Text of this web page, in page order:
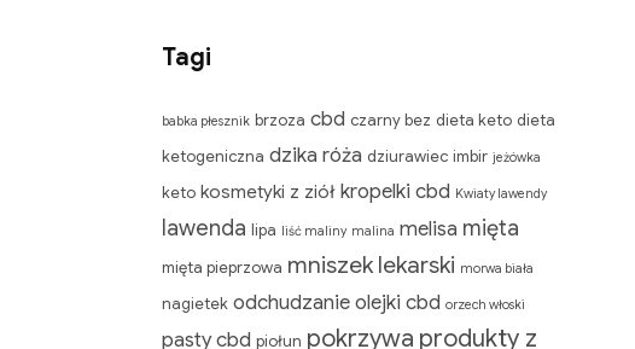
Tagi
babka płesznik brzoza cbd czarny bez dieta keto dieta
ketogeniczna dzika róża dziurawiec imbir jeżówka
keto kosmetyki z ziół kropelki cbd Kwiaty lawendy
lawenda lipa liść maliny malina melisamięta
mięta pieprzowa mniszek lekarski morwa biała
nagietek odchudzanieolejki cbd orzech włoski
pasty cbd piołun pokrzywaprodukty z